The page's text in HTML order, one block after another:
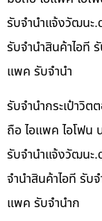
รับจํานําแจ้งวัฒนะ
รับจำนำสินค้าไอที
แพค รับจำนำ
รับจำนำกระเป๋าวิ
ถือ ไอแพค ไอโฟน
รับจํานําแจ้งวัฒนะ
จำนำสินค้าไอที รับ
แพค รับจำนำก